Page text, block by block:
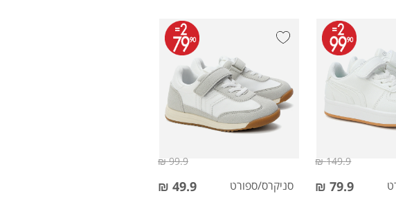
79.9 ₪
149.9 ₪
סניקרס/ספורט 49.9 ₪
99.9 ₪